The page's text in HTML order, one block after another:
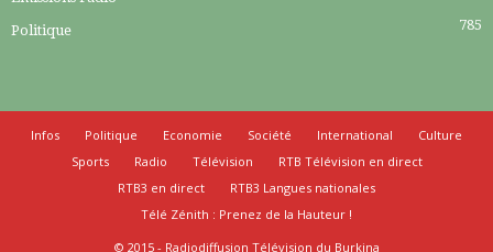
Politique 785
Infos Politique Economie Société International
Culture
Sports
Radio Télévision
RTB Télévision en direct
RTB3 en direct
RTB3 Langues nationales
Télé Zénith : Prenez de la Hauteur !
© 2015 - Radiodiffusion Télévision du Burkina